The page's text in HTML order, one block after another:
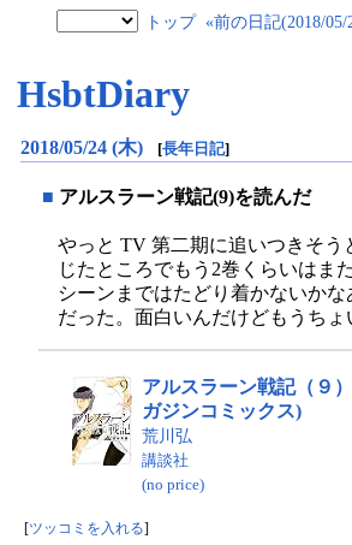
トップ «前の日記(2018/05/
HsbtDiary
2018/05/24 (木) [長年日記]
■ アルスラーン戦記(9)を読んだ
やっと TV 第二期に追いつきそう
じたところでもう2巻くらいはま
シーンまではたどり着かないか
だった。面白いんだけどもうちょ
アルスラーン戦記（９
ガジンコミックス)
荒川弘
講談社
(no price)
[ツッコミを入れる]